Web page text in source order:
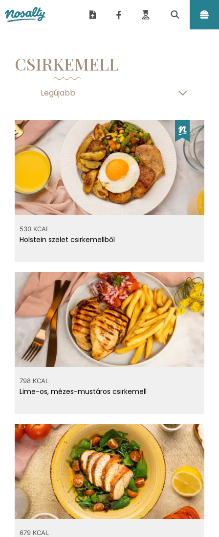
CSIRKEMELL
530 KCAL
Holstein szelet csirkemellből
798 KCAL
Lime-os, mézes-mustáros csirkemell
679 KCAL